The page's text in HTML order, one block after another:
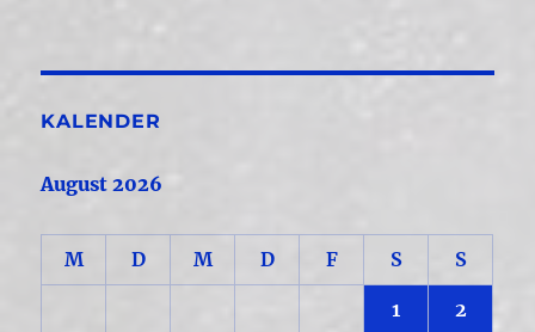
KALENDER
August 2026
M D M D F S S
1 2